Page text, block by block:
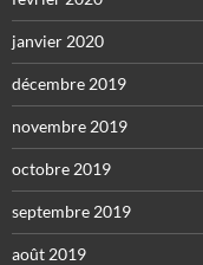
janvier 2020
décembre 2019
novembre 2019
octobre 2019
septembre 2019
août 2019